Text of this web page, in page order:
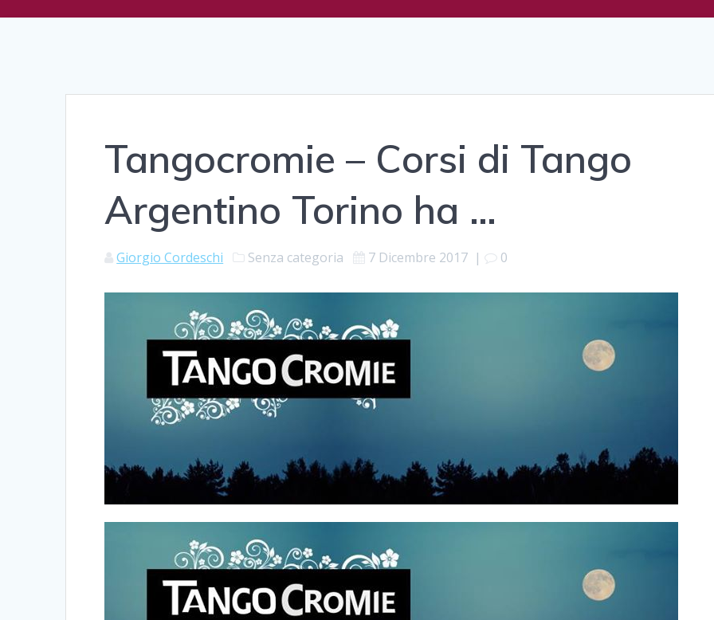
Tangocromie – Corsi di Tango
Argentino Torino ha …
Giorgio Cordeschi Senza categoria 7 Dicembre 2017 | 0